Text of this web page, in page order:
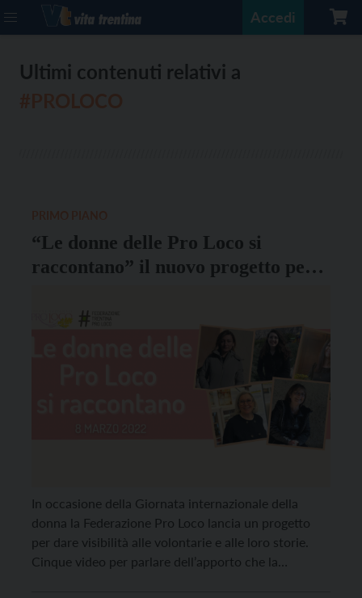
Accedi
Ultimi contenuti relativi a
“Le donne delle Pro Loco si
raccontano” il nuovo progetto per
territorio
In occasione della Giornata internazionale della
donna la Federazione Pro Loco lancia un progetto
per dare visibilità alle volontarie e alle loro storie.
Cinque video per parlare dell’apporto che la